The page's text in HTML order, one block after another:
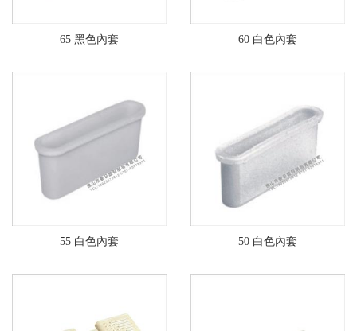
65 黑色內套 60 白色內套
55 白色內套 50 白色內套